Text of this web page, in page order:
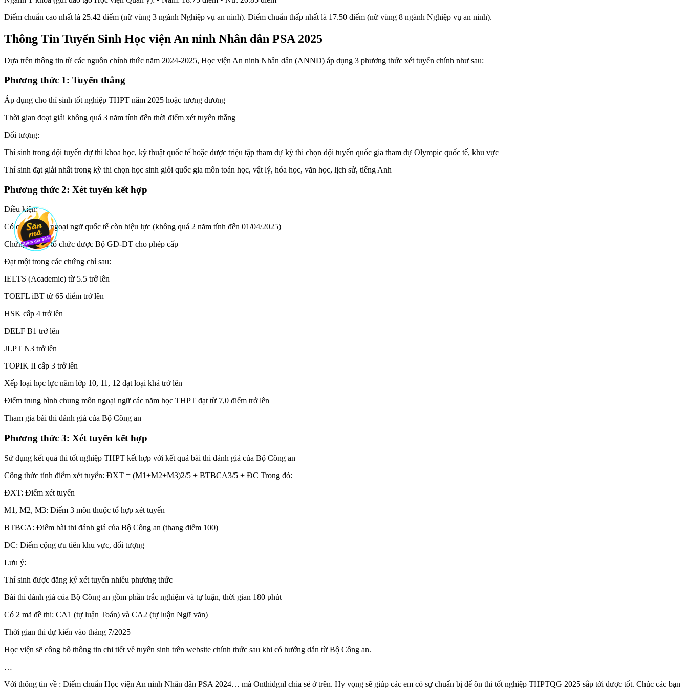
Điểm chuẩn cao nhất là 25.42 điểm (nữ vùng 3 ngành Nghiệp vụ an ninh). Điểm chuẩn thấp nhất là 17.50 điểm (nữ vùng 8 ngành Nghiệp vụ an ninh).
Thông Tin Tuyển Sinh Học viện An ninh Nhân dân PSA 2025
Dựa trên thông tin từ các nguồn chính thức năm 2024-2025, Học viện An ninh Nhân dân (ANND) áp dụng 3 phương thức xét tuyển chính như sau:
Phương thức 1: Tuyển thẳng
Áp dụng cho thí sinh tốt nghiệp THPT năm 2025 hoặc tương đương
Thời gian đoạt giải không quá 3 năm tính đến thời điểm xét tuyển thẳng
Đối tượng:
Thí sinh trong đội tuyển dự thi khoa học, kỹ thuật quốc tế hoặc được triệu tập tham dự kỳ thi chọn đội tuyển quốc gia tham dự Olympic quốc tế, khu vực
Thí sinh đạt giải nhất trong kỳ thi chọn học sinh giỏi quốc gia môn toán học, vật lý, hóa học, văn học, lịch sử, tiếng Anh
Phương thức 2: Xét tuyển kết hợp
Điều kiện:
Có chứng chỉ ngoại ngữ quốc tế còn hiệu lực (không quá 2 năm tính đến 01/04/2025)
Chứng chỉ do tổ chức được Bộ GD-ĐT cho phép cấp
Đạt một trong các chứng chỉ sau:
IELTS (Academic) từ 5.5 trở lên
TOEFL iBT từ 65 điểm trở lên
HSK cấp 4 trở lên
DELF B1 trở lên
JLPT N3 trở lên
TOPIK II cấp 3 trở lên
Xếp loại học lực năm lớp 10, 11, 12 đạt loại khá trở lên
Điểm trung bình chung môn ngoại ngữ các năm học THPT đạt từ 7,0 điểm trở lên
Tham gia bài thi đánh giá của Bộ Công an
Phương thức 3: Xét tuyển kết hợp
Sử dụng kết quả thi tốt nghiệp THPT kết hợp với kết quả bài thi đánh giá của Bộ Công an
Công thức tính điểm xét tuyển: ĐXT = (M1+M2+M3)2/5 + BTBCA3/5 + ĐC Trong đó:
ĐXT: Điểm xét tuyển
M1, M2, M3: Điểm 3 môn thuộc tổ hợp xét tuyển
BTBCA: Điểm bài thi đánh giá của Bộ Công an (thang điểm 100)
ĐC: Điểm cộng ưu tiên khu vực, đối tượng
Lưu ý:
Thí sinh được đăng ký xét tuyển nhiều phương thức
Bài thi đánh giá của Bộ Công an gồm phần trắc nghiệm và tự luận, thời gian 180 phút
Có 2 mã đề thi: CA1 (tự luận Toán) và CA2 (tự luận Ngữ văn)
Thời gian thi dự kiến vào tháng 7/2025
Học viện sẽ công bố thông tin chi tiết về tuyển sinh trên website chính thức sau khi có hướng dẫn từ Bộ Công an.
…
Với thông tin về : Điểm chuẩn Học viện An ninh Nhân dân PSA 2024… mà Onthidgnl chia sẻ ở trên. Hy vọng sẽ giúp các em có sự chuẩn bị để ôn thi tốt nghiệp THPTQG 2025 sắp tới được tốt. Chúc các bạn